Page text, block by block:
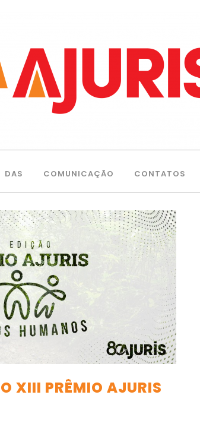
DAS COMUNICAÇÃO CONTATOS
XIII PRÊMIO AJURIS